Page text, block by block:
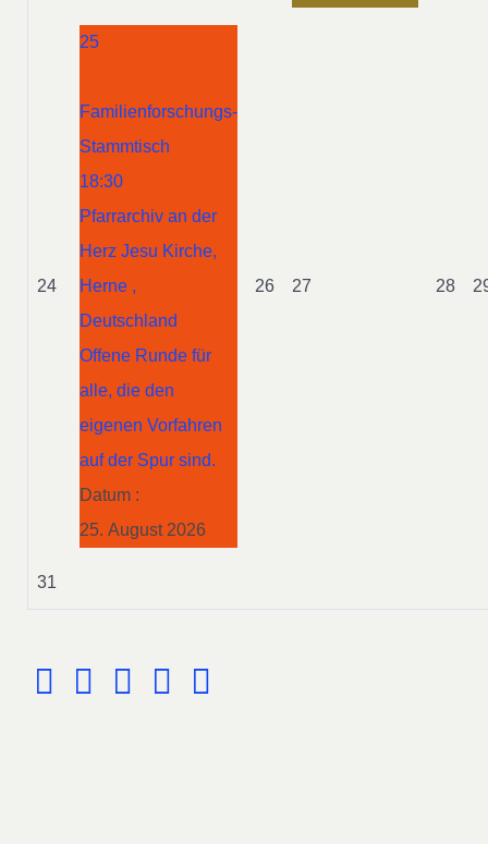
24
25
Familienforschungs-
Stammtisch
18:30
Pfarrarchiv an der
Herz Jesu Kirche,
Herne ,
Deutschland
Offene Runde für
alle, die den
eigenen Vorfahren
auf der Spur sind.
Datum :
25. August 2026
26 27 28
31